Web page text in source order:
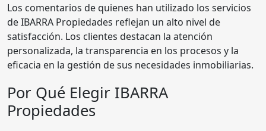
Los comentarios de quienes han utilizado los servicios
de IBARRA Propiedades reflejan un alto nivel de
satisfacción. Los clientes destacan la atención
personalizada, la transparencia en los procesos y la
eficacia en la gestión de sus necesidades inmobiliarias.
Por Qué Elegir IBARRA
Propiedades